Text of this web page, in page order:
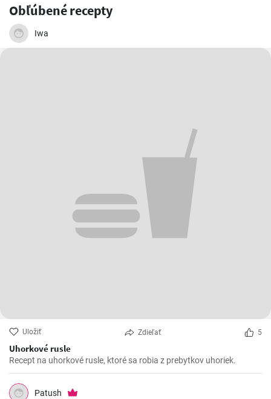
Obľúbené recepty
Iwa
Uložiť Zdieľať 5
Uhorkové rusle
Recept na uhorkové rusle, ktoré sa robia z prebytkov uhoriek.
Patush